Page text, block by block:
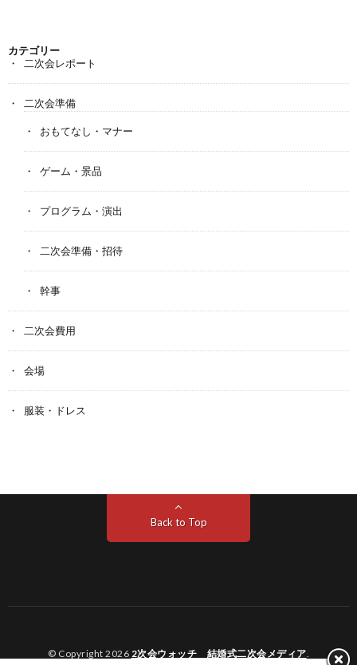
カテゴリー
二次会レポート
二次会準備
おもてなし・マナー
ゲーム・景品
プログラム・演出
二次会準備・招待
幹事
二次会費用
会場
服装・ドレス
Back to Top
© Copyright 2026 2次会ウォッチ 結婚式二次会メディア